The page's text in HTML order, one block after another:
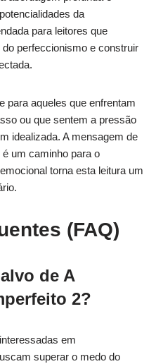
da
para leitores que
perfeccionismo e construir
para aqueles que enfrentam
ou que sentem a pressão
idealizada. A mensagem de
um caminho para o
torna esta leitura um
(FAQ)
de A
2?
em
superar o medo do